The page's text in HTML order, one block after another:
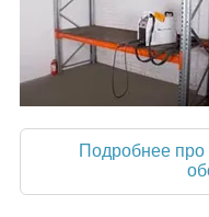
Подробнее про